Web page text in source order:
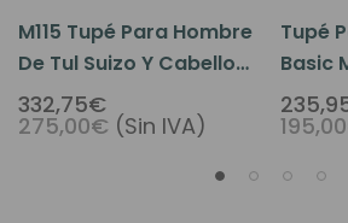
M115 Tupé Para Hombre
De Tul Suizo Y Cabello
Con
Permanente/ondulado
332,75€
275,00€ (Sin IVA)
Tupé
Basic
Para
Básica